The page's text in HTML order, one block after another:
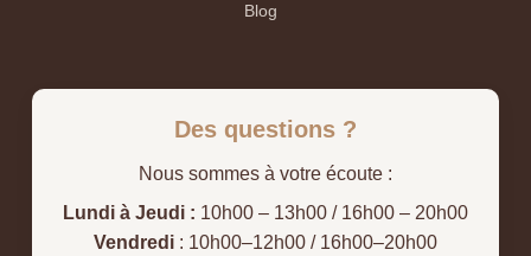
Blog
Des questions ?
Nous sommes à votre écoute :
Lundi à Jeudi : 10h00 – 13h00 / 16h00 – 20h00
Vendredi : 10h00–12h00 / 16h00–20h00